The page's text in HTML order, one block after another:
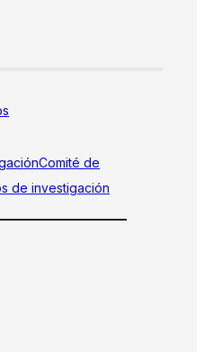
Comité de
de investigación